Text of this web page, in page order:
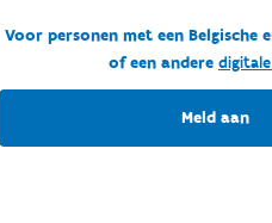
Voor personen met een Belgische
of een andere
Meld aan